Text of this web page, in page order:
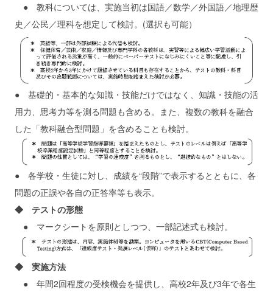
● 教科については、実施当初は国語／数学／外国語／地理歴
史／公民／理科を想定して検討。(選択も可能）
● 基礎的・基本的な知識・技能だけではなく、知識・技能の活
用力、思考力等を測る問題も含める。また、複数の教科を融合
した「教科融合型問題」を含めることも検討。
● 各学校・生徒に対し、成績を“段階”で表示するとともに、各
問題の正誤や各自の正答率等も表示。
◆ テストの形態
● マークシートを原則としつつ、一部記述式も検討。
◆ 実施方法
● 年間2回程度の受検機会を提供し、高校2年及び3年で各生